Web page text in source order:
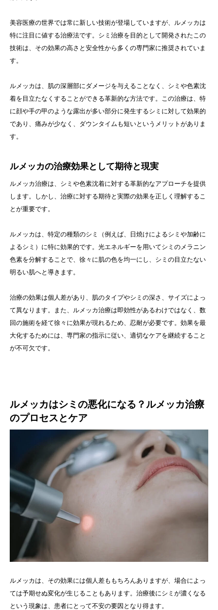
美容医療の世界では常に新しい技術が登場していますが、ルメッカは
特に注目に値する治療法です。シミ治療を目的として開発されたこの
技術は、その効果の高さと安全性から多くの専門家に推奨されていま
す。
ルメッカは、肌の深層部にダメージを与えることなく、シミや色素沈
着を目立たなくすることができる革新的な方法です。この治療は、特
に顔や手の甲のような露出が多い部分に発生するシミに対して効果的
であり、痛みが少なく、ダウンタイムも短いというメリットがありま
す。
ルメッカの治療効果として期待と現実
ルメッカ治療は、シミや色素沈着に対する革新的なアプローチを提供
します。しかし、治療に対する期待と実際の効果を正しく理解するこ
とが重要です。
ルメッカは、特定の種類のシミ（例えば、日焼けによるシミや加齢に
よるシミ）に特に効果的です。光エネルギーを用いてシミのメラニン
色素を分解することで、徐々に肌の色を均一にし、シミの目立たない
明るい肌へと導きます。
治療の効果は個人差があり、肌のタイプやシミの深さ、サイズによっ
て異なります。また、ルメッカ治療は即効性があるわけではなく、数
回の施術を経て徐々に効果が現れるため、忍耐が必要です。効果を最
大化するためには、専門家の指示に従い、適切なケアを継続すること
が不可欠です。
ルメッカはシミの悪化になる？ルメッカ治療
のプロセスとケア
ルメッカは、その効果には個人差ももちろんありますが、場合によっ
ては予期せぬ変化が生じることもあります。治療後にシミが濃くなる
という現象は、患者にとって不安の要因となり得ます。